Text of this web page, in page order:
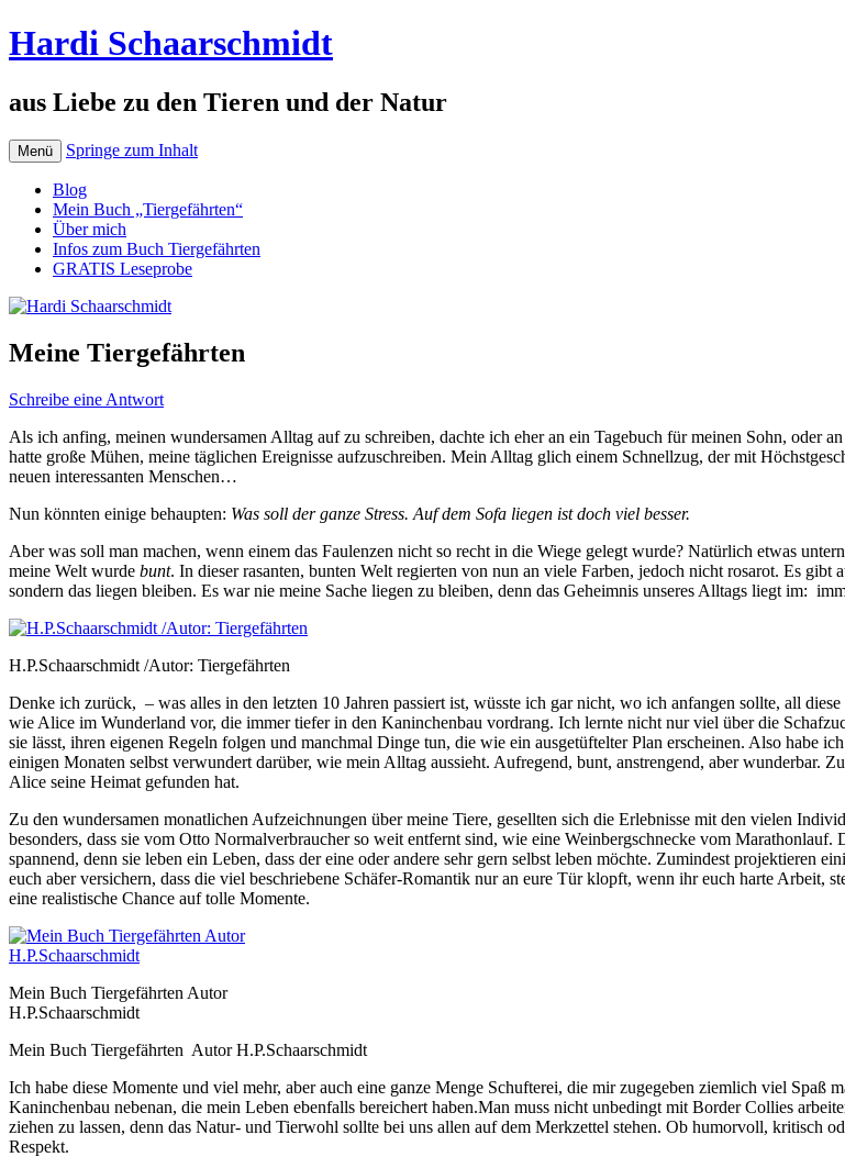
Hardi Schaarschmidt
aus Liebe zu den Tieren und der Natur
Menü Springe zum Inhalt
Blog
Mein Buch „Tiergefährten“
Über mich
Infos zum Buch Tiergefährten
GRATIS Leseprobe
Meine Tiergefährten
Schreibe eine Antwort
Als ich anfing, meinen wundersamen Alltag auf zu schreiben, dachte ich eher an ein Tagebuch für meinen Sohn, oder
hatte große Mühen, meine täglichen Ereignisse aufzuschreiben. Mein Alltag glich einem Schnellzug, der mit
neuen interessanten Menschen…
Nun könnten einige behaupten: Was soll der ganze Stress. Auf dem Sofa liegen ist doch viel besser.
Aber was soll man machen, wenn einem das Faulenzen nicht so recht in die Wiege gelegt wurde? Natürlich etwas
meine Welt wurde bunt. In dieser rasanten, bunten Welt regierten von nun an viele Farben, jedoch nicht rosarot. Es gibt
sondern das liegen bleiben. Es war nie meine Sache liegen zu bleiben, denn das Geheimnis unseres Alltags liegt im:
H.P.Schaarschmidt /Autor: Tiergefährten
Denke ich zurück, – was alles in den letzten 10 Jahren passiert ist, wüsste ich gar nicht, wo ich anfangen sollte, all
wie Alice im Wunderland vor, die immer tiefer in den Kaninchenbau vordrang. Ich lernte nicht nur viel über die
sie lässt, ihren eigenen Regeln folgen und manchmal Dinge tun, die wie ein ausgetüftelter Plan erscheinen. Also habe
einigen Monaten selbst verwundert darüber, wie mein Alltag aussieht. Aufregend, bunt, anstrengend, aber wunderbar.
Alice seine Heimat gefunden hat.
Zu den wundersamen monatlichen Aufzeichnungen über meine Tiere, gesellten sich die Erlebnisse mit den vielen
besonders, dass sie vom Otto Normalverbraucher so weit entfernt sind, wie eine Weinbergschnecke vom
spannend, denn sie leben ein Leben, dass der eine oder andere sehr gern selbst leben möchte. Zumindest projektieren
euch aber versichern, dass die viel beschriebene Schäfer-Romantik nur an eure Tür klopft, wenn ihr euch harte Arbeit,
eine realistische Chance auf tolle Momente.
Mein Buch Tiergefährten Autor
H.P.Schaarschmidt
Mein Buch Tiergefährten Autor H.P.Schaarschmidt
Ich habe diese Momente und viel mehr, aber auch eine ganze Menge Schufterei, die mir zugegeben ziemlich viel Spaß
Kaninchenbau nebenan, die mein Leben ebenfalls bereichert haben.Man muss nicht unbedingt mit Border Collies
ziehen zu lassen, denn das Natur- und Tierwohl sollte bei uns allen auf dem Merkzettel stehen. Ob humorvoll, kritisch
Respekt.